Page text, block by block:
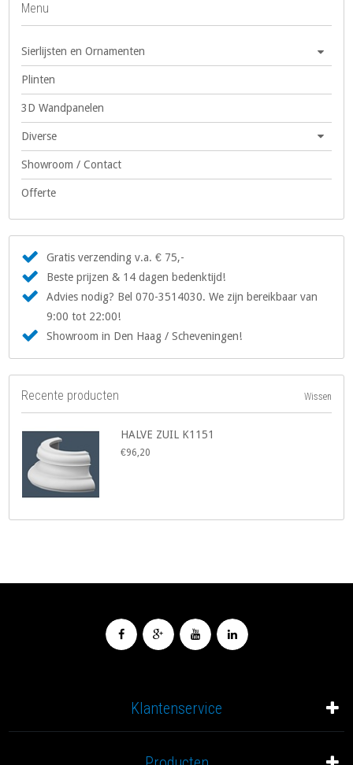
Menu
Sierlijsten en Ornamenten
Plinten
3D Wandpanelen
Diverse
Showroom / Contact
Offerte
Gratis verzending v.a. € 75,-
Beste prijzen & 14 dagen bedenktijd!
Advies nodig? Bel 070-3514030. We zijn bereikbaar van
9:00 tot 22:00!
Showroom in Den Haag / Scheveningen!
Recente producten Wissen
HALVE ZUIL K1151
€96,20
Klantenservice